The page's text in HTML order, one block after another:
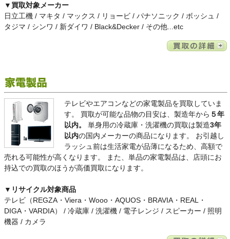
▼買取対象メーカー
日立工機 / マキタ / マックス / リョービ / パナソニック / ボッシュ /
タジマ / シンワ / 新ダイワ / Black&Decker / その他...etc
テレビやエアコンなどの家電製品を買取していま
す。
買取が可能な品物の目安は、製造年から ５年
以内。
単身用の冷蔵庫・洗濯機の買取は製造3年
以内の国内メーカーの商品になります。
お引越し
ラッシュ前は生活家電が品薄になるため、高額で
売れる可能性が高くなります。
また、単品の家電製品は、店頭にお
持込での買取のほうが高価買取になります。
▼リサイクル対象商品
テレビ（REGZA・Viera・Wooo・AQUOS・BRAVIA・REAL・
DIGA・VARDIA） / 冷蔵庫 / 洗濯機 / 電子レンジ / スピーカー / 照明
機器 / カメラ